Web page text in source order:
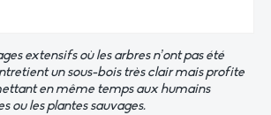
extensifs où les arbres n’ont pas été
un sous-bois très clair mais profite
en même temps aux humains
ou les plantes sauvages.